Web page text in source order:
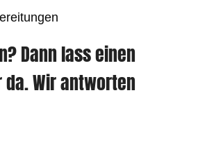
Dann lass einen
da. Wir antworten